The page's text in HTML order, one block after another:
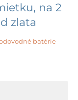
na 2
zlata
batérie